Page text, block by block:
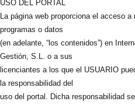
USO DEL PORTAL
La página web proporciona el acceso
programas o datos
(en adelante, “los contenidos”) en
Gestión, S.L. o a sus
licenciantes a los que el USUARIO
la responsabilidad del
uso del portal. Dicha responsabilidad